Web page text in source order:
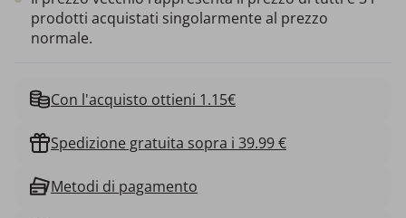
prodotti acquistati singolarmente al prezzo
normale.
Con l'acquisto ottieni 1.15€
Spedizione gratuita sopra i 39.99 €
Metodi di pagamento